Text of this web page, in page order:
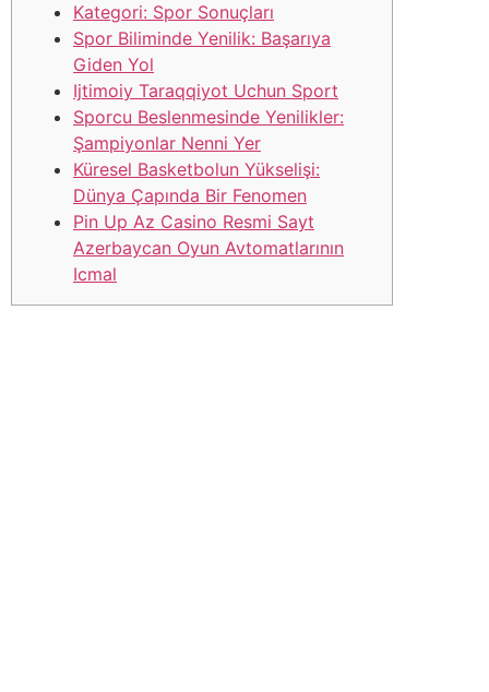
Kategori: Spor Sonuçları
Spor Biliminde Yenilik: Başarıya
Giden Yol
Ijtimoiy Taraqqiyot Uchun Sport
Sporcu Beslenmesinde Yenilikler:
Şampiyonlar Nenni Yer
Küresel Basketbolun Yükselişi:
Dünya Çapında Bir Fenomen
Pin Up Az Casino Resmi Sayt
Azerbaycan Oyun Avtomatlarının
Icmal